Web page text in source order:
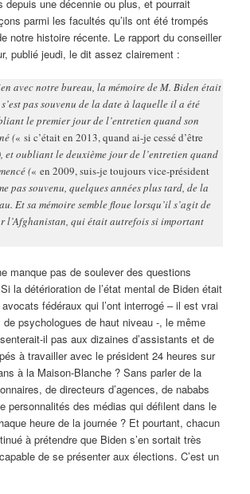
depuis une décennie ou plus, et pourrait
parmi les facultés qu’ils ont été trompés
notre histoire récente. Le rapport du conseiller
publié jeudi, le dit assez clairement :
avec notre bureau, la mémoire de M. Biden était
pas souvenu de la date à laquelle il a été
le premier jour de l’entretien quand son
(« si c’était en 2013, quand ai-je cessé d’être
et oubliant le deuxième jour de l’entretien quand
(« en 2009, suis-je toujours vice-président
pas souvenu, quelques années plus tard, de la
Et sa mémoire semble floue lorsqu’il s’agit de
l’Afghanistan, qui était autrefois si important
manque pas de soulever des questions
la détérioration de l’état mental de Biden était
fédéraux qui l’ont interrogé – il est vrai
de psychologues de haut niveau -, le même
il pas aux dizaines d’assistants et de
à travailler avec le président 24 heures sur
à la Maison-Blanche ? Sans parler de la
de directeurs d’agences, de nababs
personnalités des médias qui défilent dans le
heure de la journée ? Et pourtant, chacun
à prétendre que Biden s’en sortait très
de se présenter aux élections. C’est un